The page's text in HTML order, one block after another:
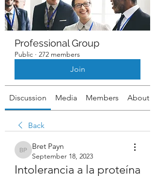
Professional Group
Public · 272 members
Join
Discussion Media Members About
Back
Bret Payn
Bret Payn
September 18, 2023
Intolerancia a la proteína